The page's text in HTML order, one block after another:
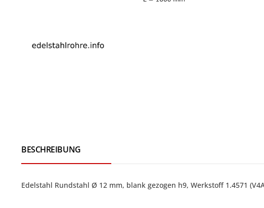
BESCHREIBUNG
Edelstahl Rundstahl Ø 12 mm, blank gezogen h9, Werkstoff 1.4571